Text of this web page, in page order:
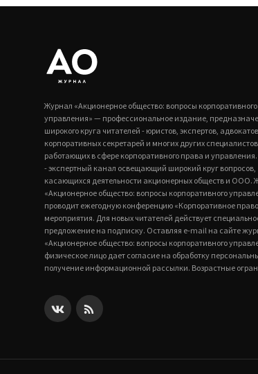
Журнал «Акционерное общество: вопросы корпоративного
управления» — профессиональное издание,
широкого круга читателей - юристов, экспертов,
корпоративных секретарей и многих других
работающих в сфере корпоративного права и
- экспертный канал освещающий широкий круг вопросов,
касающихся деятельности акционерных обществ и ООО.
«Акционерное общество: вопросы корпоративного
проводит ежегодную конференцию «Корпоративное
мероприятия. Для новых читателей действует
предложение на подписку. Оставляя e-mail на сайте
«Акционерное общество: вопросы корпоративного
физическое лицо дает согласие на обработку
получение информационной рассылки. Возрастные